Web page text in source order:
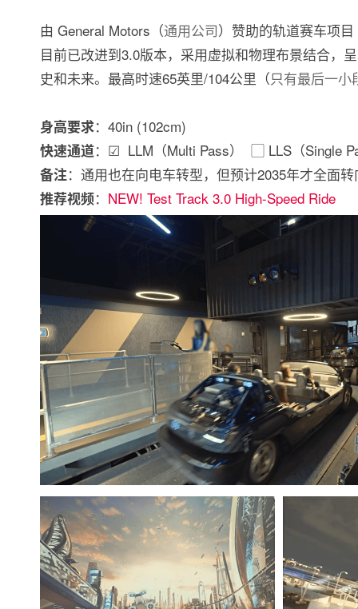
由 General Motors（通用公司）赞助的轨道赛车项目
目前已改进到3.0版本，采用虚拟和物理布景结合，
史和未来。最高时速65英里/104公里（只有最后一小
身高要求：40in (102cm)
快速通道：☑ LLM（Multi Pass） ▢ LLS（Single
备注：通用也在向电车转型，但预计2035年才全面
推荐视频： NEW! Test Track 3.0 High-Speed Ride